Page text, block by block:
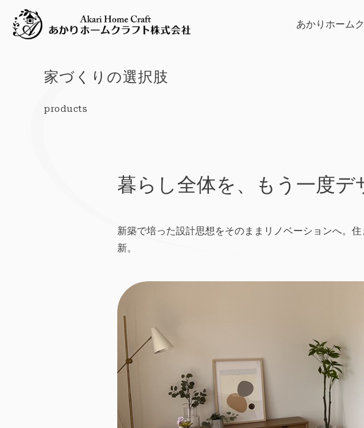
あかりホーム
家づくりの選択肢
products
暮らし全体を、もう一度デ
新築で培った設計思想をそのままリノベーションへ。
新。